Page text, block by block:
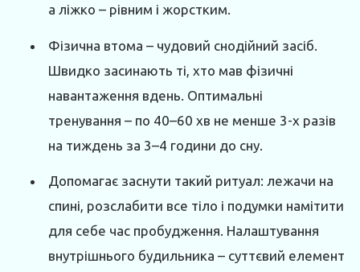
а ліжко – рівним і жорст­ким.
Фізична втома – чудовий снодійний засіб.
Швидко засинають ті, хто мав фізичні
навантаження вдень. Оптимальні
тренування – по 40–60 хв не менше 3-х разів
на тиждень за 3–4 години до сну.
Допомагає заснути такий ритуал: лежачи на
спині, розслабити все тіло і подумки намітити
для себе час пробудження. Налаштування
внутрішнього будильника – суттєвий елемент